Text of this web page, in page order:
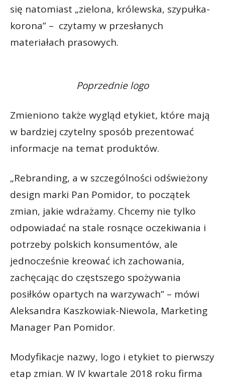
się natomiast „zielona, królewska, szypułka-
korona” – czytamy w przesłanych
materiałach prasowych.
Poprzednie logo
Zmieniono także wygląd etykiet, które mają
w bardziej czytelny sposób prezentować
informacje na temat produktów.
„Rebranding, a w szczególności odświeżony
design marki Pan Pomidor, to początek
zmian, jakie wdrażamy. Chcemy nie tylko
odpowiadać na stale rosnące oczekiwania i
potrzeby polskich konsumentów, ale
jednocześnie kreować ich zachowania,
zachęcając do częstszego spożywania
posiłków opartych na warzywach” – mówi
Aleksandra Kaszkowiak-Niewola, Marketing
Manager Pan Pomidor.
Modyfikacje nazwy, logo i etykiet to pierwszy
etap zmian. W IV kwartale 2018 roku firma